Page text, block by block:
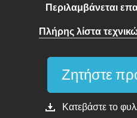
Περιλαμβάνεται
Πλήρης λίστα
Ζητήστε
Κατεβάστε το